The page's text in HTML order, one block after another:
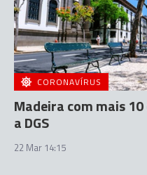
CORONAVÍRUS
Madeira com mais
a DGS
22 Mar 14:15